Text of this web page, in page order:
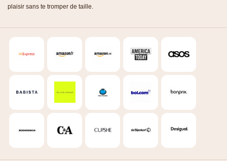
plaisir sans te tromper de taille.